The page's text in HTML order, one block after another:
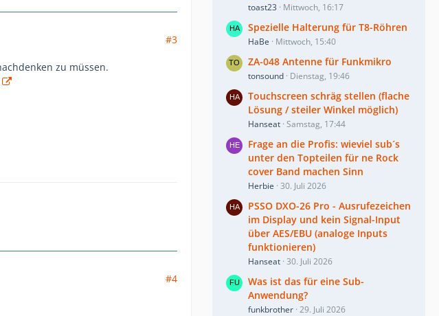
#3
zu müssen.
#4
toast23 Mittwoch, 16:17
Spezielle Halterung für T8-Röhren
HaBe Mittwoch, 15:40
ZA-048 Antenne für Funkmikro
tonsound Dienstag, 19:46
Touchscreen schräg stellen (flache
Lösung / steiler Winkel möglich)
Hanseat Samstag, 17:44
Frage an die Profis: wieviel sub´s
unter den Topteilen für ne Rock
cover Band machen Sinn
Herbie 30. Juli 2026
PSSO DXO-26 Pro - Ausrufezeichen
im Display und kein Signal-Input
über AES/EBU (analoge Inputs
funktionieren)
Hanseat 30. Juli 2026
Was ist das für eine Sub-
Anwendung?
funkbrother 29. Juli 2026